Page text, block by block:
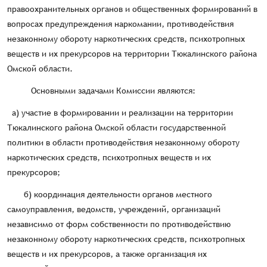
правоохранительных органов и общественных формирований в
вопросах предупреждения наркомании, противодействия
незаконному обороту наркотических средств, психотропных
веществ и их прекурсоров на территории Тюкалинского района
Омской области.
Основными задачами Комиссии являются:
а) участие в формировании и реализации на территории
Тюкалинского района Омской области государственной
политики в области противодействия незаконному обороту
наркотических средств, психотропных веществ и их
прекурсоров;
б) координация деятельности органов местного
самоуправления, ведомств, учреждений, организаций
независимо от форм собственности по противодействию
незаконному обороту наркотических средств, психотропных
веществ и их прекурсоров, а также организация их